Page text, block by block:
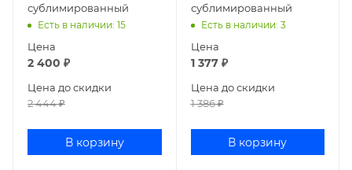
сублимированный
Есть в наличии: 15
Цена
2 400 ₽
Цена до скидки
2 444₽
В корзину
сублимированный
Есть в наличии: 3
Цена
1 377₽
Цена до скидки
1 386₽
В корзину